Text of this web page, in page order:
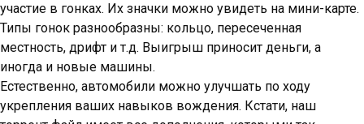
участие в гонках. Их значки можно увидеть на мини-карте.
Типы гонок разнообразны: кольцо, пересеченная
местность, дрифт и т.д. Выигрыш приносит деньги, а
иногда и новые машины.
Естественно, автомобили можно улучшать по ходу
укрепления ваших навыков вождения. Кстати, наш